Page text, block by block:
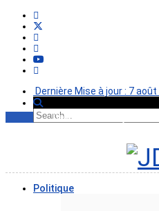
Dernière Mise à jour : 7
Dernière Mise à jour : 7
Politique